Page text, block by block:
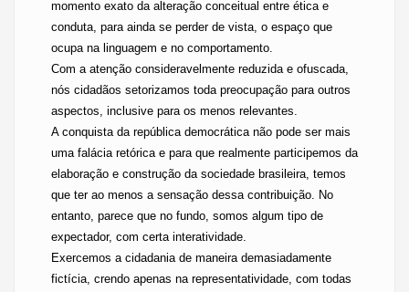
momento exato da alteração conceitual entre ética e
conduta, para ainda se perder de vista, o espaço que
ocupa na linguagem e no comportamento.
Com a atenção consideravelmente reduzida e ofuscada,
nós cidadãos setorizamos toda preocupação para outros
aspectos, inclusive para os menos relevantes.
A conquista da república democrática não pode ser mais
uma falácia retórica e para que realmente participemos da
elaboração e construção da sociedade brasileira, temos
que ter ao menos a sensação dessa contribuição. No
entanto, parece que no fundo, somos algum tipo de
expectador, com certa interatividade.
Exercemos a cidadania de maneira demasiadamente
fictícia, crendo apenas na representatividade, com todas